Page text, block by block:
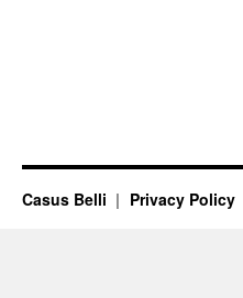
Casus Belli Privacy Policy